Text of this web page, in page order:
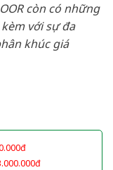
còn có những
với sự đa
khúc giá